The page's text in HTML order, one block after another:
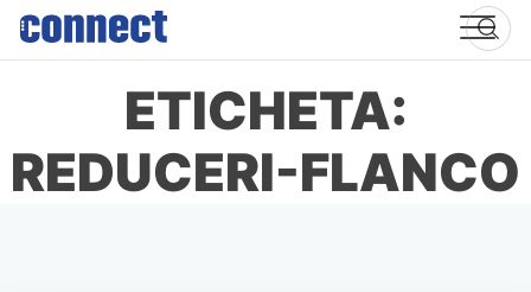
Skip
content
ETICHETA:
REDUCERI-FLANCO